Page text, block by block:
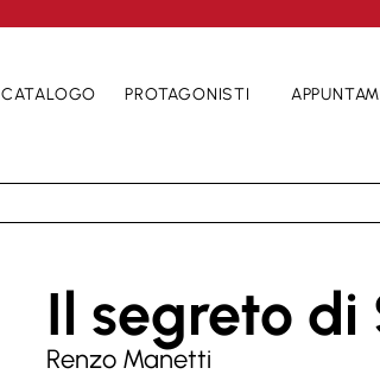
CATALOGO PROTAGONISTI
Il segreto
Renzo Manetti